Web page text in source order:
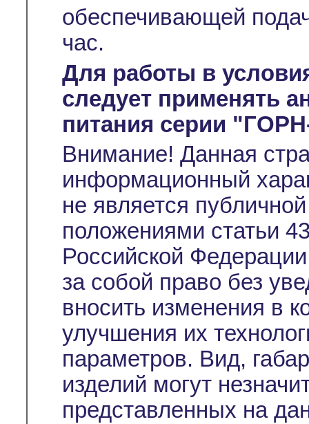
обеспечивающей
час.
Для работы в
следует применять
питания серии
Внимание! Данная
информационный
не является
положениями статьи
Российской
за собой право без
вносить изменения в
улучшения их
параметров. Вид,
изделий могут
представленных на